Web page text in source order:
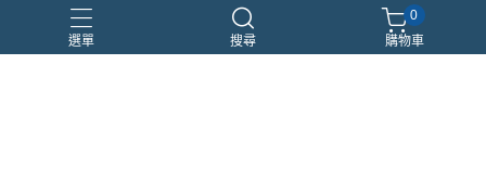
選單 搜尋
0
購物車